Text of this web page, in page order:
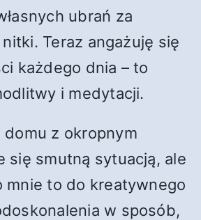
ubrań za
nitki. Teraz angażuję się
każdego dnia – to
i medytacji.
z okropnym
się smutną sytuacją, ale
mnie to do kreatywnego
w sposób,